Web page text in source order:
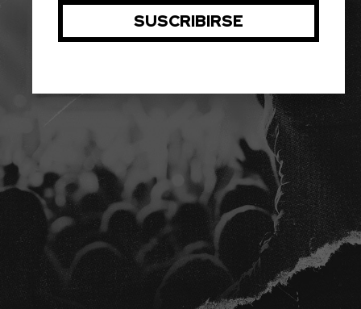
ENTRADAS CONCIERTOS
LA AGENCIA
PLATAFORMA D2FY
BLOG